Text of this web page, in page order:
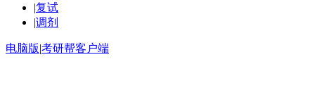
|复试
|调剂
电脑版|考研帮客户端